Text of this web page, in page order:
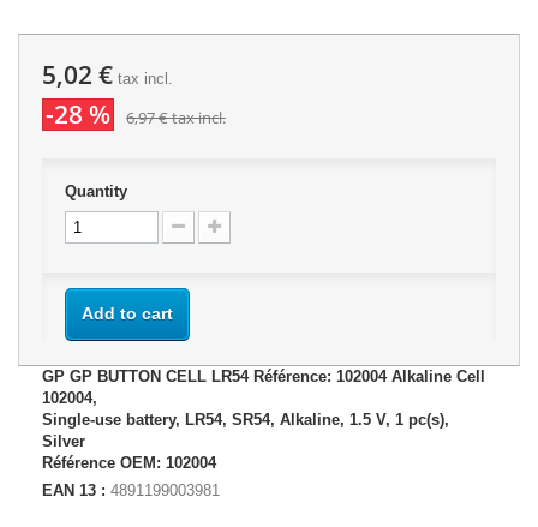
5,02 € tax incl.
-28 % 6,97 €tax incl.
Quantity
Add to cart
GP GP BUTTON CELL LR54 Référence: 102004 Alkaline Cell
102004,
Single-use battery, LR54, SR54, Alkaline, 1.5 V, 1 pc(s),
Silver
Référence OEM: 102004
EAN 13 : 4891199003981